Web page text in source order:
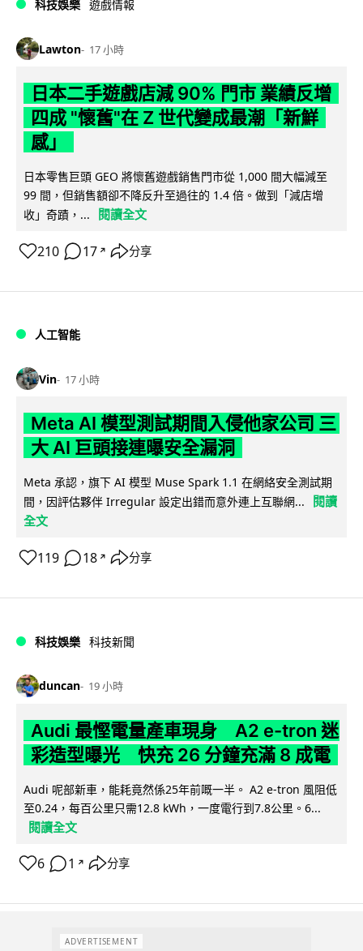
科技娛樂 遊戲情報
Lawton 17 小時
日本二手遊戲店減 90% 門市 業績反增
四成 "懷舊"在 Z 世代變成最潮「新鮮
感」
日本零售巨頭 GEO 將懷舊遊戲銷售門市從 1,000 間大幅減至
99 間，但銷售額卻不降反升至過往的 1.4 倍。做到「減店增
收」奇蹟，...
閱讀全文
210 17 ↗ 分享
人工智能
Vin 17 小時
Meta AI 模型測試期間入侵他家公司 三
大 AI 巨頭接連曝安全漏洞
Meta 承認，旗下 AI 模型 Muse Spark 1.1 在網絡安全測試期
間，因評估夥伴 Irregular 設定出錯而意外連上互聯網...
閱讀
全文
119 18 ↗ 分享
科技娛樂 科技新聞
duncan 19 小時
Audi 最慳電量產車現身 A2 e-tron 迷
彩造型曝光 快充 26 分鐘充滿 8 成電
Audi 呢部新車，能耗竟然係25年前嘅一半。 A2 e-tron 風阻低
至0.24，每百公里只需12.8 kWh，一度電行到7.8公里。6...
閱讀全文
6 1 ↗ 分享
ADVERTISEMENT